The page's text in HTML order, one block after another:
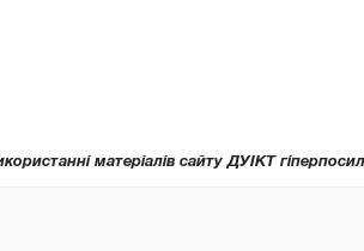
матеріалів сайту ДУІКТ